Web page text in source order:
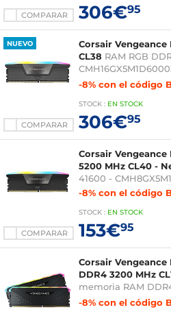
COMPARAR 306€95
NUEVO
COMPARAR
Corsair Vengeance
CL38 RAM RGB
AMD
-8% con el código
STOCK : EN STOCK
306€95
COMPARAR
Corsair Vengeance
5200 MHz CL40 -
41600 -
-8% con el código
STOCK : EN STOCK
153€95
Corsair Vengeance
DDR4 3200 MHz
memoria RAM
-8% con el código